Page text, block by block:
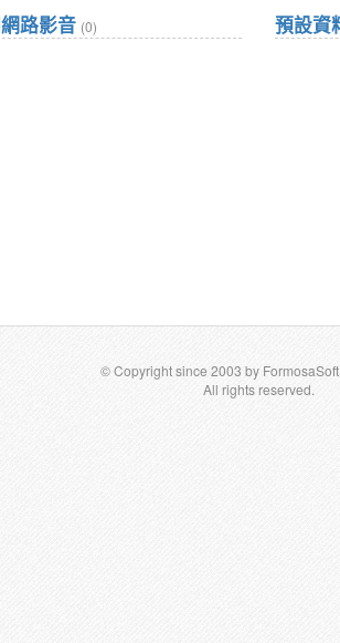
路影音 (0) 預設資
© Copyright since 2003 by
All rights reserved.